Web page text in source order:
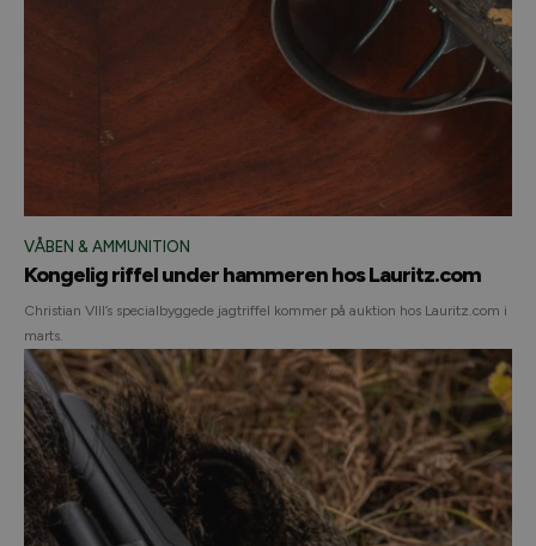
VÅBEN & AMMUNITION
Kongelig riffel under hammeren hos Lauritz.com
Christian VIII’s specialbyggede jagtriffel kommer på auktion hos Lauritz.com i
marts.